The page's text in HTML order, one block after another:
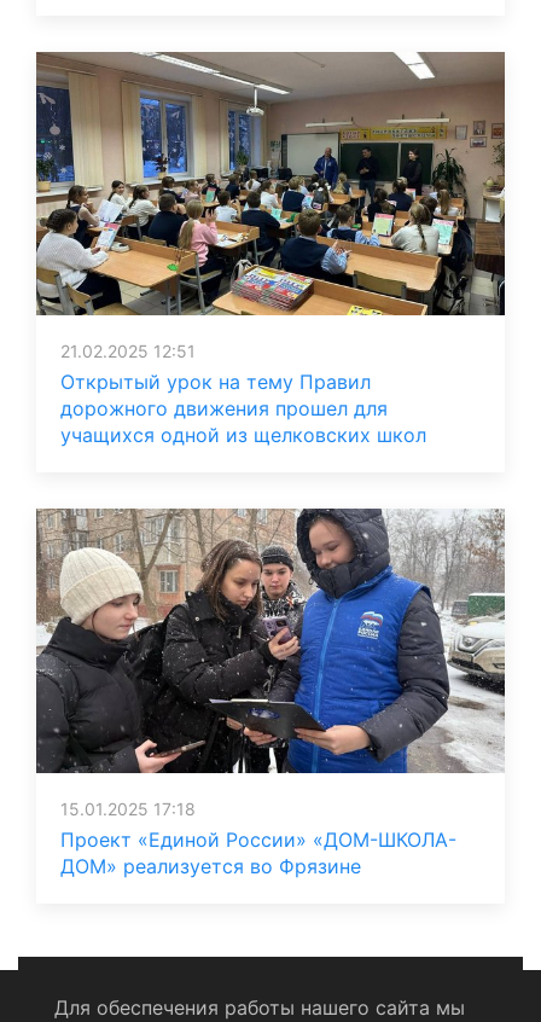
21.02.2025 12:51
Открытый урок на тему Правил
дорожного движения прошел для
учащихся одной из щелковских школ
15.01.2025 17:18
Проект «Единой России» «ДОМ-ШКОЛА-
ДОМ» реализуется во Фрязине
Для обеспечения работы нашего сайта мы